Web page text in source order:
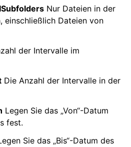
Nur Dateien in der
einschließlich Dateien von
der Intervalle im
Die Anzahl der Intervalle in der
Legen Sie das „Von“-Datum
fest.
Sie das „Bis“-Datum des